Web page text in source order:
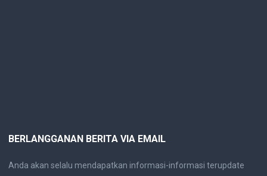
BERLANGGANAN BERITA VIA EMAIL
Anda akan selalu mendapatkan informasi-informasi terupdate